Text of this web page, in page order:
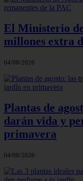
El Ministerio
millones extra
04/08/2026
Plantas de
darán vida y
primavera
04/08/2026